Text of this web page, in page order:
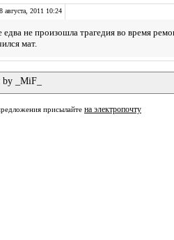
августа, 2011 10:24
не произошла трагедия во время
мат.
_MiF_
присылайте на электропочту